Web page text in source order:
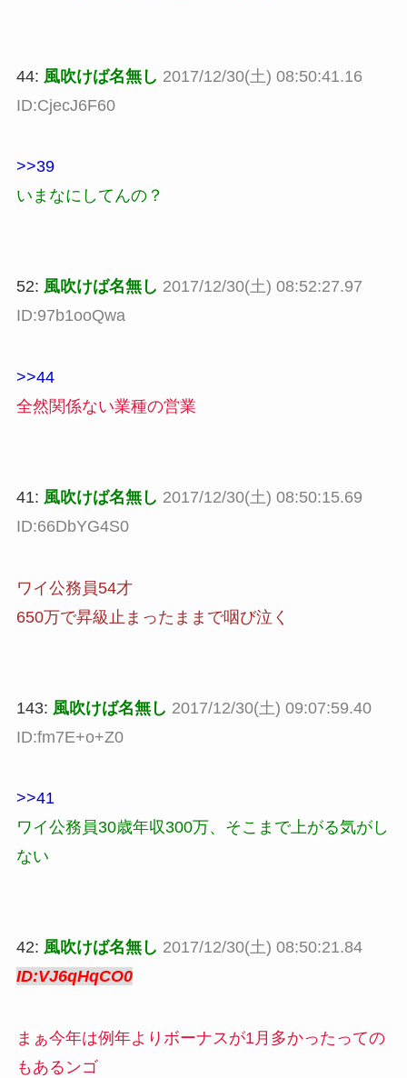
44: 風吹けば名無し 2017/12/30(土) 08:50:41.16
ID:CjecJ6F60
>>39
いまなにしてんの？
52: 風吹けば名無し 2017/12/30(土) 08:52:27.97
ID:97b1ooQwa
>>44
全然関係ない業種の営業
41: 風吹けば名無し 2017/12/30(土) 08:50:15.69
ID:66DbYG4S0
ワイ公務員54才
650万で昇級止まったままで咽び泣く
143: 風吹けば名無し 2017/12/30(土) 09:07:59.40
ID:fm7E+o+Z0
>>41
ワイ公務員30歳年収300万、そこまで上がる気がし
ない
42: 風吹けば名無し 2017/12/30(土) 08:50:21.84
ID:VJ6qHqCO0
まぁ今年は例年よりボーナスが1月多かったっての
もあるンゴ